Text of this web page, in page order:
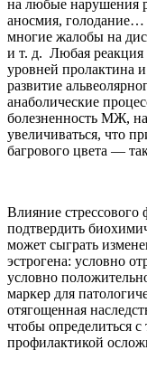
на любые нарушения
аносмия, голодание…
многие жалобы на
и т. д. Любая
уровней пролактина
развитие
анаболические
болезненность МЖ,
увеличиваться, что
багрового цвета —
Влияние
подтвердить
может сыграть
эстрогена: условно
условно
маркер для
отягощенная
чтобы определиться с
профилактикой